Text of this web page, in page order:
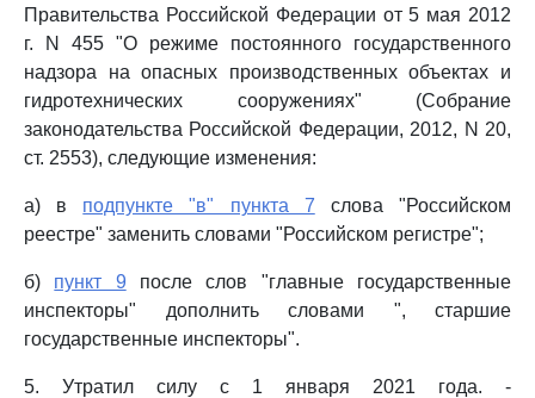
Правительства Российской Федерации от 5 мая 2012
г. N 455 "О режиме постоянного государственного
надзора на опасных производственных объектах и
гидротехнических сооружениях" (Собрание
законодательства Российской Федерации, 2012, N 20,
ст. 2553), следующие изменения:
а) в подпункте "в" пункта 7 слова "Российском
реестре" заменить словами "Российском регистре";
б) пункт 9 после слов "главные государственные
инспекторы" дополнить словами ", старшие
государственные инспекторы".
5. Утратил силу с 1 января 2021 года. -